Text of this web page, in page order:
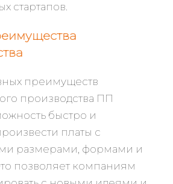
стартапов.
преимуществ
производства ПП
быстро и
платы с
размерами, формами и
позволяет компаниям